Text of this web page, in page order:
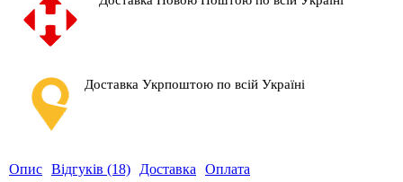
Доставка Укрпоштою по всій Україні
Опис Відгуків (18) Доставка
Оплата